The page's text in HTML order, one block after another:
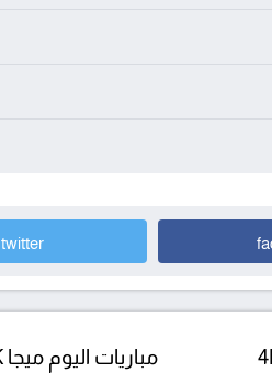
twitter
مباريات اليوم ميجا 4K